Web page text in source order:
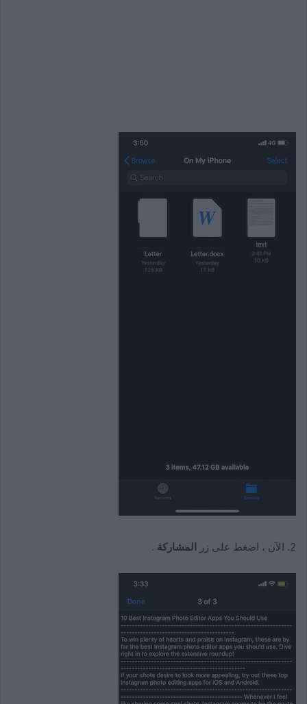
2. الآن ، اضغط على زر المشاركة .